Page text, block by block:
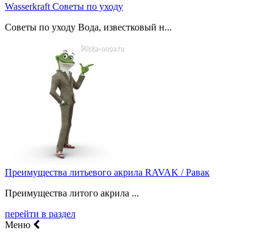
Wasserkraft Советы по уходу
Советы по уходу Вода, известковый н...
Преимущества литьевого акрила RAVAK / Равак
Преимущества литого акрила ...
перейти в раздел
Меню